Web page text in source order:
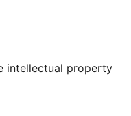
konto
intellectual property